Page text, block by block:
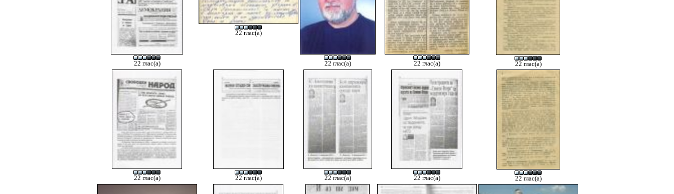
22 глас(а)
22 глас(а)
22 глас(а) 22 глас(а) 22 глас(а)
22 глас(а) 22 глас(а) 22 глас(а) 22 глас(а) 22 глас(а)